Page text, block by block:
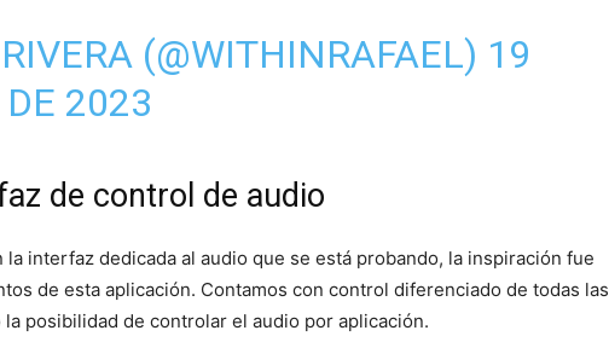
(@WITHINRAFAEL) 19
DE 2023
de control de audio
interfaz dedicada al audio que se está probando, la inspiración fue
de esta aplicación. Contamos con control diferenciado de todas las
posibilidad de controlar el audio por aplicación.